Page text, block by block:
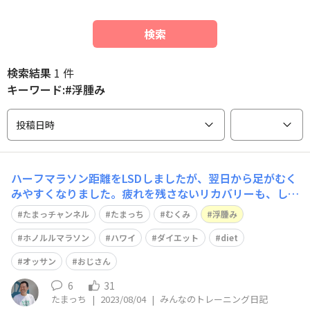
検索
検索結果 1 件
キーワード:#浮腫み
投稿日時
ハーフマラソン距離をLSDしましたが、翌日から足がむく
みやすくなりました。疲れを残さないリカバリーも、しっ
かりしないとですね。
たまっチャンネル たまっち むくみ
浮腫み
ホノルルマラソン
ハワイ ダイエット
diet
オッサン
おじさん
6 31
たまっち | 2023/08/04 | みんなのトレーニング日記